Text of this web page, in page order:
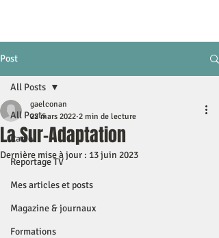
Post
All Posts
Radio
Reportage TV
Mes articles et posts
Magazine & journaux
Formations
All Posts
La Sur-Adaptation
gaelconan
22 mars 2022 2 min de lecture
Dernière mise à jour : 13 juin 2023